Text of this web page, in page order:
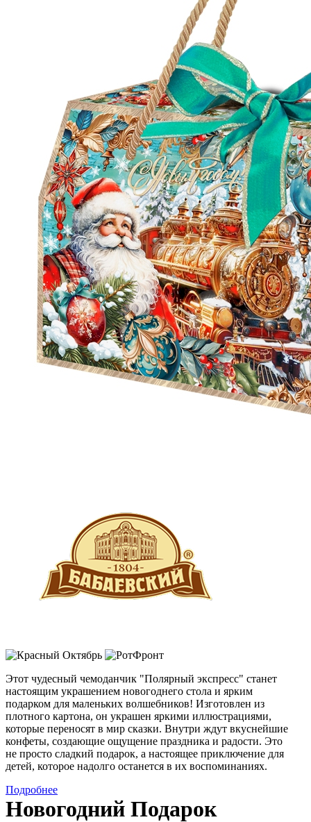
Этот чудесный чемоданчик "Полярный экспресс" станет
настоящим украшением новогоднего стола и ярким
подарком для маленьких волшебников! Изготовлен из
плотного картона, он украшен яркими иллюстрациями,
которые переносят в мир сказки. Внутри ждут вкуснейшие
конфеты, создающие ощущение праздника и радости. Это
не просто сладкий подарок, а настоящее приключение для
детей, которое надолго останется в их воспоминаниях.
Подробнее
Новогодний Подарок